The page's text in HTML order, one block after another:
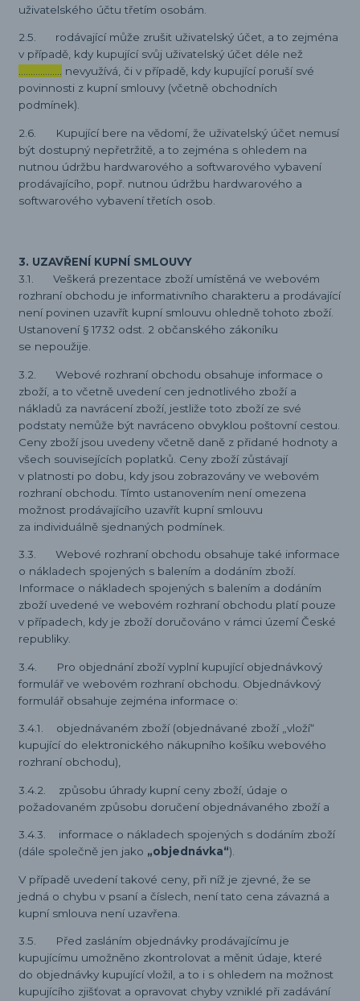
uživatelského účtu třetím osobám.
2.5. rodávající může zrušit uživatelský účet, a to zejména
v případě, kdy kupující svůj uživatelský účet déle než
nevyužívá, či v případě, kdy kupující poruší své
povinnosti z kupní smlouvy (včetně obchodních
podmínek).
2.6. Kupující bere na vědomí, že uživatelský účet nemusí
být dostupný nepřetržitě, a to zejména s ohledem na
nutnou údržbu hardwarového a softwarového vybavení
prodávajícího, popř. nutnou údržbu hardwarového a
softwarového vybavení třetích osob.
3. UZAVŘENÍ KUPNÍ SMLOUVY
3.1. Veškerá prezentace zboží umístěná ve webovém
rozhraní obchodu je informativního charakteru a prodávající
není povinen uzavřít kupní smlouvu ohledně tohoto zboží.
Ustanovení § 1732 odst. 2 občanského zákoníku
se nepoužije.
3.2. Webové rozhraní obchodu obsahuje informace o
zboží, a to včetně uvedení cen jednotlivého zboží a
nákladů za navrácení zboží, jestliže toto zboží ze své
podstaty nemůže být navráceno obvyklou poštovní cestou.
Ceny zboží jsou uvedeny včetně daně z přidané hodnoty a
všech souvisejících poplatků. Ceny zboží zůstávají
v platnosti po dobu, kdy jsou zobrazovány ve webovém
rozhraní obchodu. Tímto ustanovením není omezena
možnost prodávajícího uzavřít kupní smlouvu
za individuálně sjednaných podmínek.
3.3. Webové rozhraní obchodu obsahuje také informace
o nákladech spojených s balením a dodáním zboží.
Informace o nákladech spojených s balením a dodáním
zboží uvedené ve webovém rozhraní obchodu platí pouze
v případech, kdy je zboží doručováno v rámci území České
republiky.
3.4. Pro objednání zboží vyplní kupující objednávkový
formulář ve webovém rozhraní obchodu. Objednávkový
formulář obsahuje zejména informace o:
3.4.1. objednávaném zboží (objednávané zboží „vloží“
kupující do elektronického nákupního košíku webového
rozhraní obchodu),
3.4.2. způsobu úhrady kupní ceny zboží, údaje o
požadovaném způsobu doručení objednávaného zboží a
3.4.3. informace o nákladech spojených s dodáním zboží
(dále společně jen jako „objednávka“).
V případě uvedení takové ceny, při níž je zjevné, že se
jedná o chybu v psaní a číslech, není tato cena závazná a
kupní smlouva není uzavřena.
3.5. Před zasláním objednávky prodávajícímu je
kupujícímu umožněno zkontrolovat a měnit údaje, které
do objednávky kupující vložil, a to i s ohledem na možnost
kupujícího zjišťovat a opravovat chyby vzniklé při zadávání